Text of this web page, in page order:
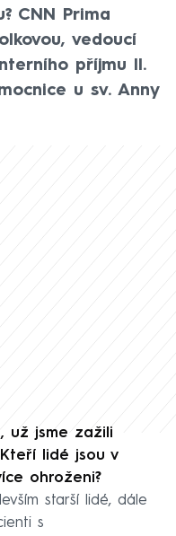
CNN Prima
vedoucí
příjmu II.
u sv. Anny
už jsme zažili
lidé jsou v
ohroženi?
starší lidé, dále
s